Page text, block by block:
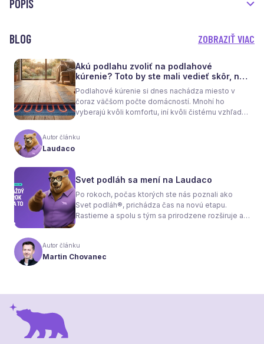
POPIS
BLOG ZOBRAZIŤ VIAC
Akú podlahu zvoliť na podlahové
kúrenie? Toto by ste mali vedieť skôr, než
sa rozhodnete
Podlahové kúrenie si dnes nachádza miesto v
čoraz väčšom počte domácností. Mnohí ho
vyberajú kvôli komfortu, iní kvôli čistému vzhľadu
nielen na pocit tepla v miestnosti, ale aj na
spotrebu energie a celkové fungovanie kúrenia.
Autor článku
Laudaco
Svet podláh sa mení na Laudaco
Po rokoch, počas ktorých ste nás poznali ako
Svet podláh®, prichádza čas na novú etapu.
Rastieme a spolu s tým sa prirodzene rozširuje aj
vizuálnou identitou. Naším cieľom je, aby každý
váš krok stál za to.
Autor článku
Martin Chovanec